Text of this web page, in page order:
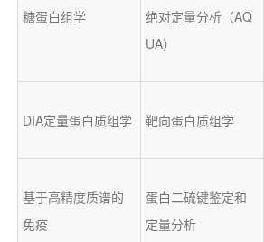
糖蛋白组学
绝对定量分析（AQ
UA）
DIA定量蛋白质组学 靶向蛋白质组学
基于高精度质谱的
免疫
蛋白二硫键鉴定和
定量分析